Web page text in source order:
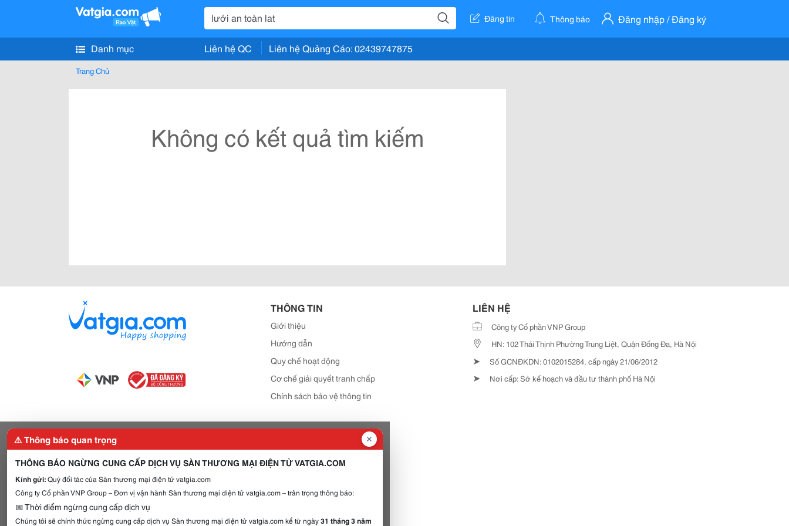
Đăng tin Thông báo Đăng nhập / Đăng ký
Danh mục Liên hệ QC Liên hệ Quảng Cáo: 02439747875
Trang Chủ
Không có kết quả tìm kiếm
THÔNG TIN
Giới thiệu
Hướng dẫn
Quy chế hoạt động
Cơ chế giải quyết tranh chấp
Chính sách bảo vệ thông tin
LIÊN HỆ
Công ty Cổ phần VNP Group
HN: 102 Thái Thịnh Phường Trung Liệt, Quận Đống Đa, Hà Nội
➤ Số GCNĐKDN: 0102015284, cấp ngày 21/06/2012
➤ Nơi cấp: Sở kế hoạch và đầu tư thành phố Hà Nội
⚠️ Thông báo quan trọng
THÔNG BÁO NGỪNG CUNG CẤP DỊCH VỤ SÀN THƯƠNG MẠI ĐIỆN TỬ VATGIA.COM
Kính gửi:Quý đối tác của Sàn thương mại điện tử vatgia.com
Công ty Cổ phần VNP Group – Đơn vị vận hành Sàn thương mại điện tử vatgia.com – trân trọng thông báo:
📅 Thời điểm ngừng cung cấp dịch vụ
Chúng tôi sẽ chính thức ngừng cung cấp dịch vụ Sàn thương mại điện tử vatgia.com kể từ ngày31 tháng 3 năm